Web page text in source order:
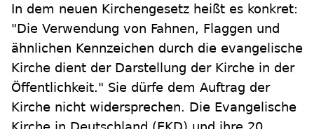
In dem neuen Kirchengesetz heißt es konkret:
"Die Verwendung von Fahnen, Flaggen und
ähnlichen Kennzeichen durch die evangelische
Kirche dient der Darstellung der Kirche in der
Öffentlichkeit." Sie dürfe dem Auftrag der
Kirche nicht widersprechen. Die Evangelische